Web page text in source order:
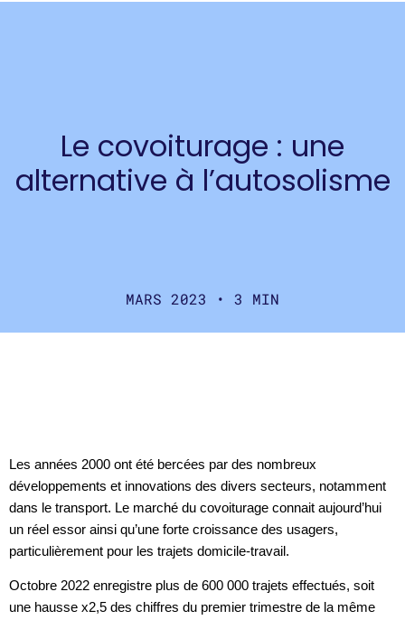
Le covoiturage : une
alternative à l’autosolisme
MARS 2023 • 3 MIN
Les années 2000 ont été bercées par des nombreux
développements et innovations des divers secteurs, notamment
dans le transport. Le marché du covoiturage connait aujourd’hui
un réel essor ainsi qu’une forte croissance des usagers,
particulièrement pour les trajets domicile-travail.
Octobre 2022 enregistre plus de 600 000 trajets effectués, soit
une hausse x2,5 des chiffres du premier trimestre de la même